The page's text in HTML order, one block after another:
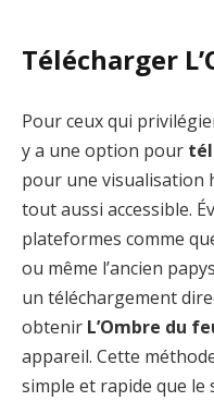
Télécharger
Pour ceux qui
y a une option pour
pour une visualisation
tout aussi accessible.
plateformes comme
ou même l’ancien
un téléchargement
obtenir L’Ombre du
appareil. Cette
simple et rapide que